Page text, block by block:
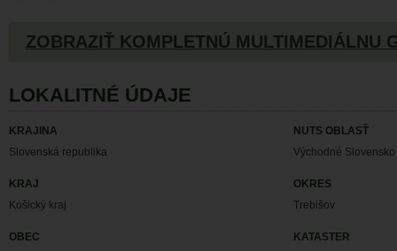
ZOBRAZIŤ KOMPLETNÚ MULTIMEDIÁLNU
LOKALITNÉ ÚDAJE
KRAJINA
Slovenská republika
NUTS OBLASŤ
Východné Slovensko
KRAJ
Košický kraj
OKRES
Trebišov
OBEC
KATASTER